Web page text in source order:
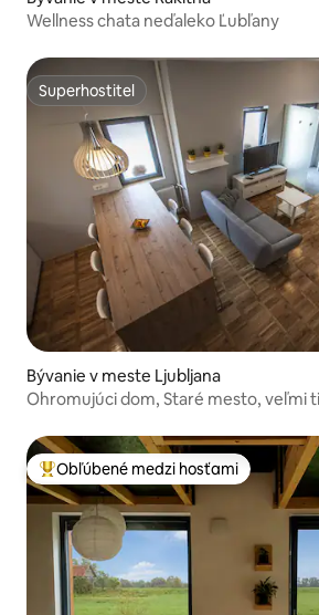
Wellness chata neďaleko Ľubľany
Superhostiteľ
Superhostiteľ
Bývanie v meste Ljubljana
Ohromujúci dom, Staré mesto, veľmi
Najobľúbenejšie medzi hosťami
Obľúbené medzi hosťami